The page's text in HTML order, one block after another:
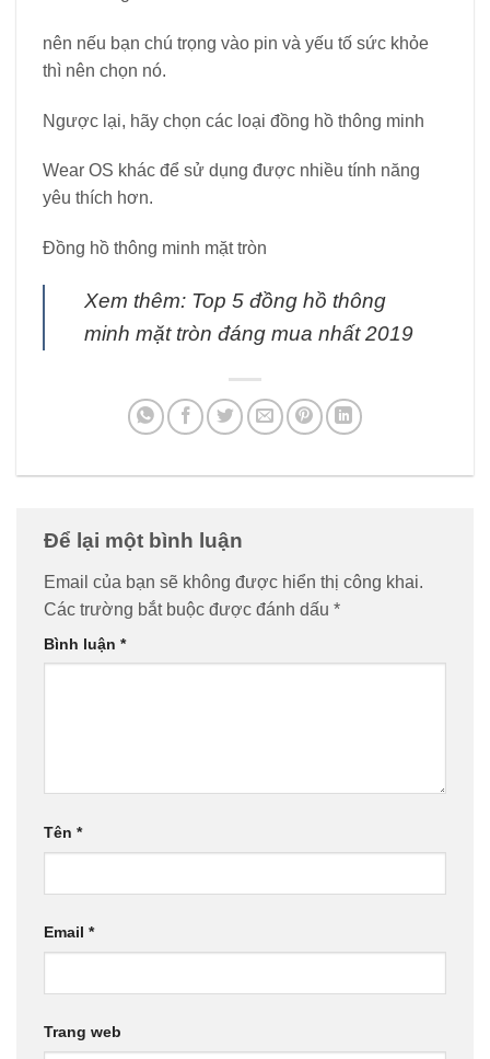
nên nếu bạn chú trọng vào pin và yếu tố sức khỏe
thì nên chọn nó.
Ngược lại, hãy chọn các loại đồng hồ thông minh
Wear OS khác để sử dụng được nhiều tính năng
yêu thích hơn.
Đồng hồ thông minh mặt tròn
Xem thêm: Top 5 đồng hồ thông
minh mặt tròn đáng mua nhất 2019
Để lại một bình luận
Email của bạn sẽ không được hiển thị công khai.
Các trường bắt buộc được đánh dấu *
Bình luận *
Tên *
Email *
Trang web